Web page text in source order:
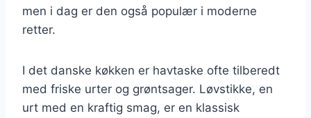
men i dag er den også populær i moderne
retter.
I det danske køkken er havtaske ofte tilberedt
med friske urter og grøntsager. Løvstikke, en
urt med en kraftig smag, er en klassisk